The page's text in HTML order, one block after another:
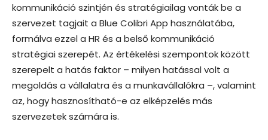
kommunikáció szintjén és stratégiailag vonták be a
szervezet tagjait a Blue Colibri App használatába,
formálva ezzel a HR és a belső kommunikáció
stratégiai szerepét. Az értékelési szempontok között
szerepelt a hatás faktor – milyen hatással volt a
megoldás a vállalatra és a munkavállalókra –, valamint
az, hogy hasznosítható-e az elképzelés más
szervezetek számára is.